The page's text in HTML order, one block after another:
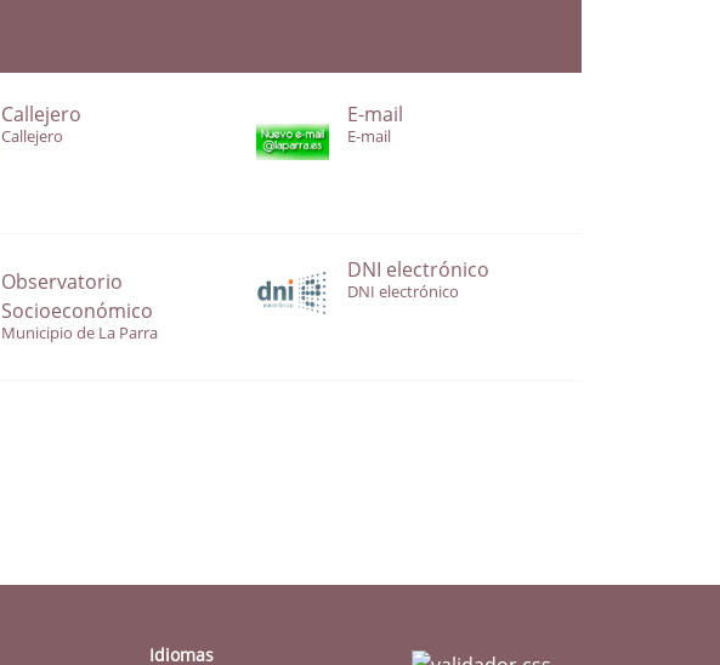
Callejero
Callejero
E-mail
E-mail
Observatorio
Socioeconómico
Municipio de La Parra
DNI electrónico
DNI electrónico
Idiomas